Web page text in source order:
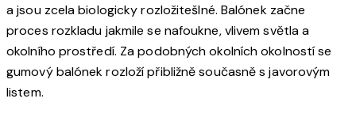
a jsou zcela biologicky rozložitešlné. Balónek začne
proces rozkladu jakmile se nafoukne, vlivem světla a
okolního prostředí. Za podobných okolních okolností se
gumový balónek rozloží přibližně současně s javorovým
listem.